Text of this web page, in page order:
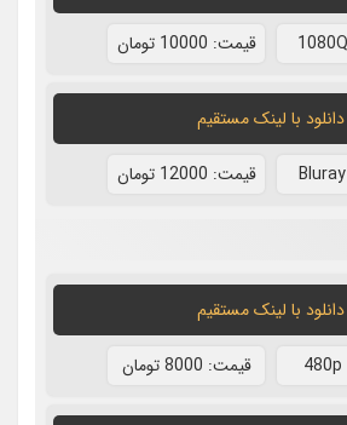
قيمت: 10000 تومان
دانلود با لينک مستقيم
قيمت: 12000 تومان
دانلود با لينک مستقيم
قيمت: 8000 تومان